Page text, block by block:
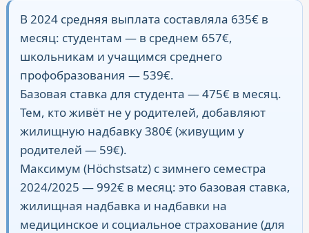
В 2024 средняя выплата составляла 635€ в
месяц: студентам — в среднем 657€,
школьникам и учащимся среднего
профобразования — 539€.
Базовая ставка для студента — 475€ в месяц.
Тем, кто живёт не у родителей, добавляют
жилищную надбавку 380€ (живущим у
родителей — 59€).
Максимум (Höchstsatz) с зимнего семестра
2024/2025 — 992€ в месяц: это базовая ставка,
жилищная надбавка и надбавки на
медицинское и социальное страхование (для